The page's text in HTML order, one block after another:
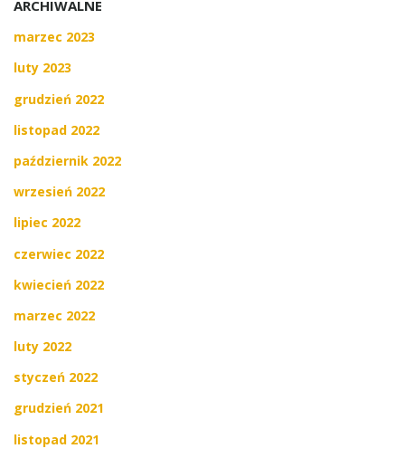
ARCHIWALNE
marzec 2023
luty 2023
grudzień 2022
listopad 2022
październik 2022
wrzesień 2022
lipiec 2022
czerwiec 2022
kwiecień 2022
marzec 2022
luty 2022
styczeń 2022
grudzień 2021
listopad 2021